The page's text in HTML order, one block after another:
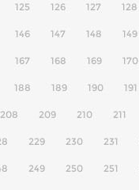
125 126 127 128
146 147 148 149
167 168 169 170
188 189 190 191
208 209 210 211
229 230 231
249 250 251